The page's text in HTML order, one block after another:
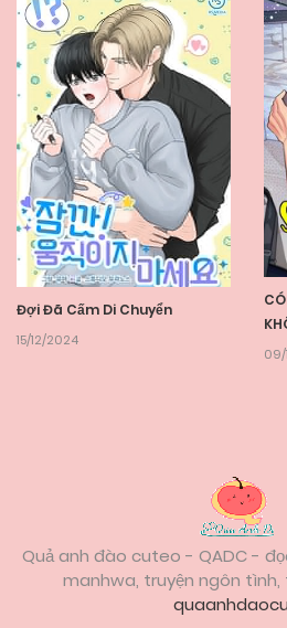
Đợi Đã Cấm Di Chuyển
15/12/2024
09/
Quả anh đào cuteo - QADC -
manhwa, truyện ngôn